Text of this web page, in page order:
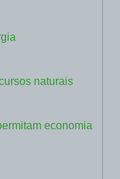
naturais
economia